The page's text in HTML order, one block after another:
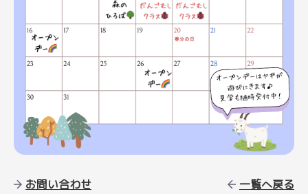
お問い合わせ 一覧へ戻る